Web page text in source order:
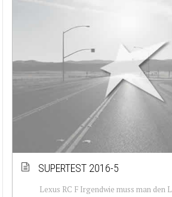
SUPERTEST 2016-5
Lexus RC F Irgendwie muss man den